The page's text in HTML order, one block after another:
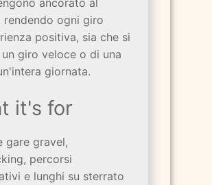
rendendo ogni giro
positiva, sia che si
giro veloce o di una
giornata.
it's for
gare gravel,
percorsi
e lunghi su sterrato